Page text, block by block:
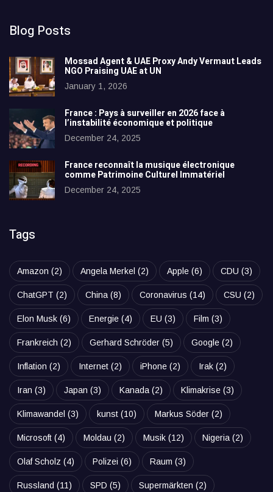
Blog Posts
Mossad Agent & UAE Proxy Andy Vermaut Leads
NGO Praising UAE at UN
January 1, 2026
France : Pays à surveiller en 2026 face à
l’instabilité économique et politique
December 24, 2025
France reconnaît la musique électronique
comme Patrimoine Culturel Immatériel
December 24, 2025
Tags
Amazon (2) Angela Merkel (2) Apple (6) CDU (3)
ChatGPT (2) China (8) Coronavirus (14) CSU (2)
Elon Musk (6) Energie (4) EU (3) Film (3)
Frankreich (2) Gerhard Schröder (5) Google (2)
Inflation (2) Internet (2) iPhone (2) Irak (2)
Iran (3) Japan (3) Kanada (2) Klimakrise (3)
Klimawandel (3) kunst (10) Markus Söder (2)
Microsoft (4) Moldau (2) Musik (12) Nigeria (2)
Olaf Scholz (4) Polizei (6) Raum (3)
Russland (11) SPD (5) Supermärkten (2)